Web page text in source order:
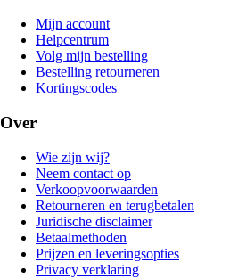
Mijn account
Helpcentrum
Volg mijn bestelling
Bestelling retourneren
Kortingscodes
Over
Wie zijn wij?
Neem contact op
Verkoopvoorwaarden
Retourneren en terugbetalen
Juridische disclaimer
Betaalmethoden
Prijzen en leveringsopties
Privacy verklaring